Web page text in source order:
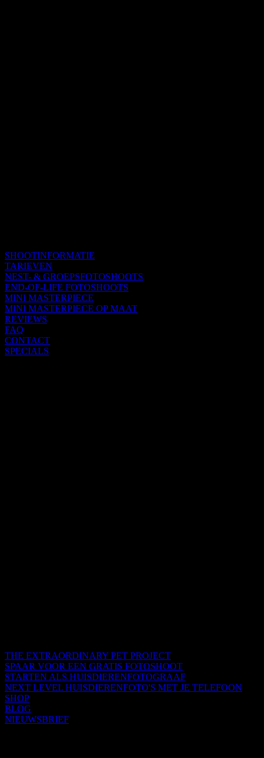
SHOOTINFORMATIE
TARIEVEN
NEST- & GROEPSFOTOSHOOTS
END-OF-LIFE FOTOSHOOTS
MINI MASTERPIECE
MINI MASTERPIECE OP MAAT
REVIEWS
FAQ
CONTACT
SPECIALS
THE EXTRAORDINARY PET PROJECT
SPAAR VOOR EEN GRATIS FOTOSHOOT
STARTEN ALS HUISDIERENFOTOGRAAF
NEXT LEVEL HUISDIERENFOTO'S MET JE TELEFOON
SHOP
BLOG
NIEUWSBRIEF